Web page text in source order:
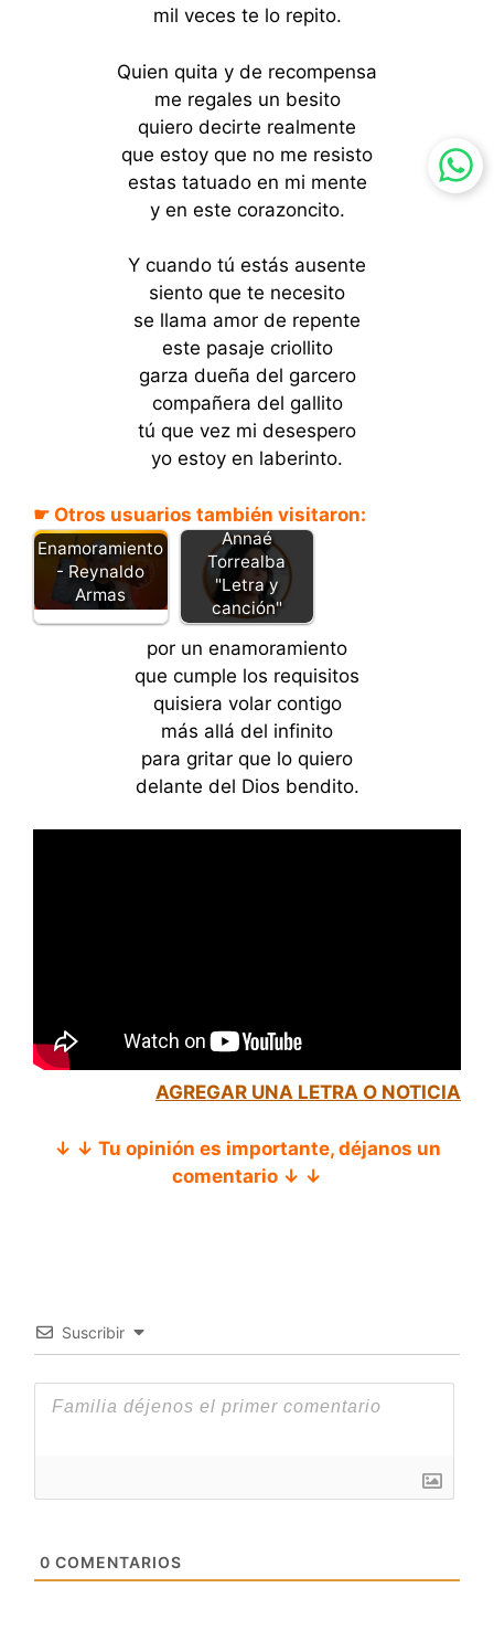
mil veces te lo repito.
Quien quita y de recompensa
me regales un besito
quiero decirte realmente
que estoy que no me resisto
estas tatuado en mi mente
y en este corazoncito.
Y cuando tú estás ausente
siento que te necesito
se llama amor de repente
este pasaje criollito
garza dueña del garcero
compañera del gallito
tú que vez mi desespero
yo estoy en laberinto.
☛ Otros usuarios también visitaron:
Enamoramiento
- Reynaldo
Armas
Pajarito -
Annaé
Torrealba
"Letra y
canción"
por un enamoramiento
que cumple los requisitos
quisiera volar contigo
más allá del infinito
para gritar que lo quiero
delante del Dios bendito.
AGREGAR UNA LETRA O NOTICIA
↓ ↓ Tu opinión es importante, déjanos un
comentario ↓ ↓
Suscribir
0 COMENTARIOS